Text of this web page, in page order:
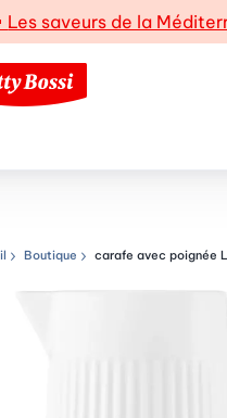
Les saveurs de la
de navigation
Boutique carafe avec poignée